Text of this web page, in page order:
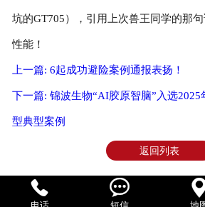
坑的GT705），引用上次兽王同学的那
性能！
上一篇: 6起成功避险案例通报表扬！
下一篇: 锦波生物“AI胶原智脑”入选
型典型案例
返回列表
 